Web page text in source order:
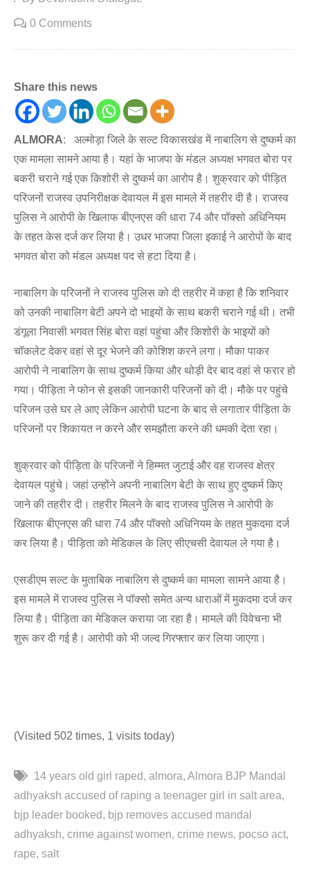
0 Comments
Share this news
ALMORA: अल्मोड़ा जिले के सल्ट विकासखंड में नाबालिग से दुष्कर्म का
एक मामला सामने आया है। यहां के भाजपा के मंडल अध्यक्ष भगवत बोरा पर
बकरी चराने गई एक किशोरी से दुष्कर्म का आरोप है। शुक्रवार को पीड़ित
परिजनों राजस्व उपनिरीक्षक देवायल में इस मामले में तहरीर दी है। राजस्व
पुलिस ने आरोपी के खिलाफ बीएनएस की धारा 74 और पॉक्सो अधिनियम
के तहत केस दर्ज कर लिया है। उधर भाजपा जिला इकाई ने आरोपों के बाद
भगवत बोरा को मंडल अध्यक्ष पद से हटा दिया है।
नाबालिग के परिजनों ने राजस्व पुलिस को दी तहरीर में कहा है कि शनिवार
को उनकी नाबालिग बेटी अपने दो भाइयों के साथ बकरी चराने गई थी। तभी
डंगूला निवासी भगवत सिंह बोरा वहां पहुंचा और किशोरी के भाइयों को
चॉकलेट देकर वहां से दूर भेजने की कोशिश करने लगा। मौका पाकर
आरोपी ने नाबालिग के साथ दुष्कर्म किया और थोड़ी देर बाद वहां से फरार हो
गया। पीड़िता ने फोन से इसकी जानकारी परिजनों को दी। मौके पर पहुंचे
परिजन उसे घर ले आए लेकिन आरोपी घटना के बाद से लगातार पीड़िता के
परिजनों पर शिकायत न करने और समझौता करने की धमकी देता रहा।
शुक्रवार को पीड़िता के परिजनों ने हिम्मत जुटाई और वह राजस्व क्षेत्र
देवायल पहुंचे। जहां उन्होंने अपनी नाबालिग बेटी के साथ हुए दुष्कर्म किए
जाने की तहरीर दी। तहरीर मिलने के बाद राजस्व पुलिस ने आरोपी के
खिलाफ बीएनएस की धारा 74 और पॉक्सो अधिनियम के तहत मुकदमा दर्ज
कर लिया है। पीड़िता को मेडिकल के लिए सीएचसी देवायल ले गया है।
एसडीएम सल्ट के मुताबिक नाबालिग से दुष्कर्म का मामला सामने आया है।
इस मामले में राजस्व पुलिस ने पॉक्सो समेत अन्य धाराओं में मुकदमा दर्ज कर
लिया है। पीड़िता का मेडिकल कराया जा रहा है। मामले की विवेचना भी
शुरू कर दी गई है। आरोपी को भी जल्द गिरफ्तार कर लिया जाएगा।
(Visited 502 times, 1 visits today)
14 years old girl raped almora Almora BJP Mandal
adhyaksh accused of raping a teenager girl in salt area
bjp leader booked
bjp removes accused mandal
adhyaksh crime against women crime news pocso act
rape salt